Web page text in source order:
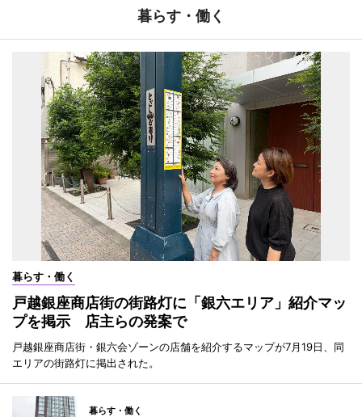
暮らす・働く
暮らす・働く
戸越銀座商店街の街路灯に「銀六エリア」紹介マッ
プを掲示 店主らの発案で
戸越銀座商店街・銀六会ゾーンの店舗を紹介するマップが7月19日、同
エリアの街路灯に掲出された。
暮らす・働く